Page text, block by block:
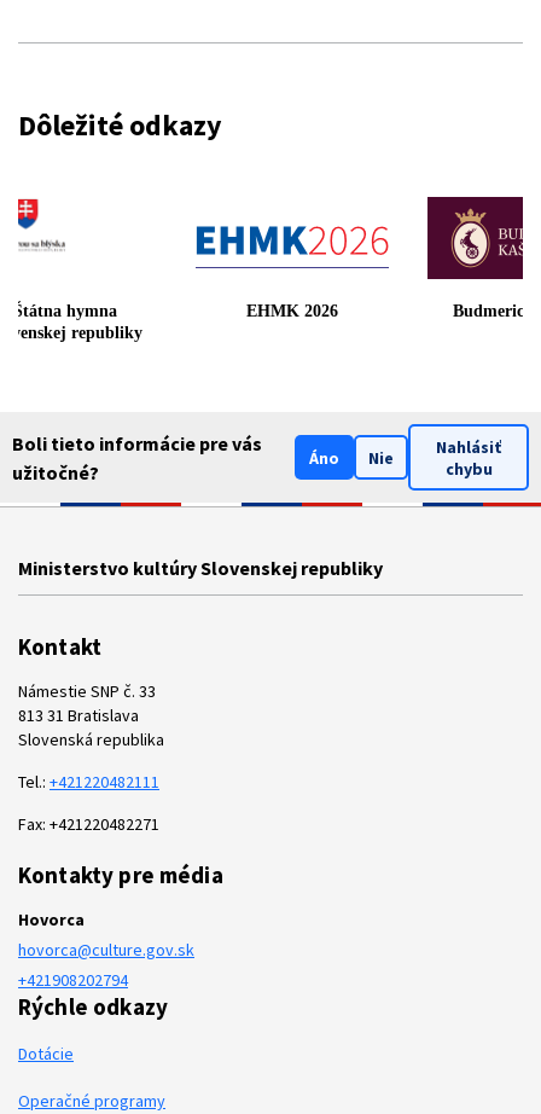
Dôležité odkazy
Štátna hymna
republiky
EHMK 2026
Boli tieto informácie pre vás
užitočné?
Áno Nie
Nahlásiť
chybu
Ministerstvo kultúry Slovenskej republiky
Kontakt
Námestie SNP č. 33
813 31 Bratislava
Slovenská republika
Tel.: +421220482111
Fax: +421220482271
Kontakty pre média
Hovorca
hovorca@culture.gov.sk
+421908202794
Rýchle odkazy
Dotácie
Operačné programy